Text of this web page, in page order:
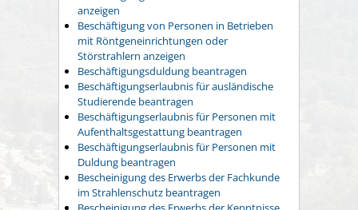
anzeigen
Beschäftigung von Personen in Betrieben
mit Röntgeneinrichtungen oder
Störstrahlern anzeigen
Beschäftigungsduldung beantragen
Beschäftigungserlaubnis für ausländische
Studierende beantragen
Beschäftigungserlaubnis für Personen mit
Aufenthaltsgestattung beantragen
Beschäftigungserlaubnis für Personen mit
Duldung beantragen
Bescheinigung des Erwerbs der Fachkunde
im Strahlenschutz beantragen